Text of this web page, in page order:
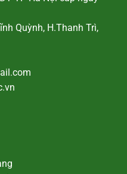
Quỳnh, H.Thanh Trì,